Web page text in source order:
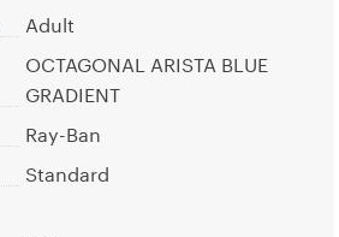
Adult
OCTAGONAL ARISTA BLUE
GRADIENT
Ray-Ban
Standard